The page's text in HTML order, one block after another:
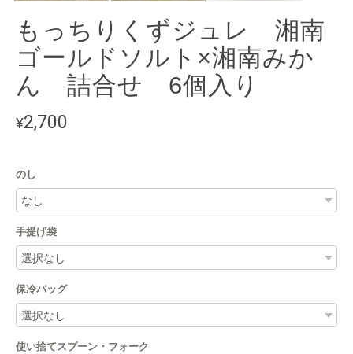
もっちりくずジュレ 湘南
ゴールドソルト×湘南みか
ん 詰合せ 6個入り
¥2,700
のし
手提げ袋
保冷バッグ
使い捨てスプーン・フォーク